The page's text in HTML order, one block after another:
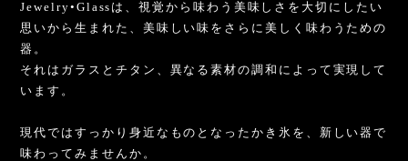
Jewelry•Glassは、視覚から味わう美味しさを大切にしたい
思いから生まれた、美味しい味をさらに美しく味わうための
器。
それはガラスとチタン、異なる素材の調和によって実現して
います。
現代ではすっかり身近なものとなったかき氷を、新しい器で
味わってみませんか。